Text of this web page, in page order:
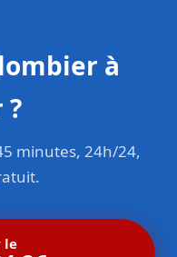
à
minutes, 24h/24,
le